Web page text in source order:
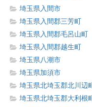
埼玉県入間市
埼玉県入間郡三芳町
埼玉県入間郡毛呂山町
埼玉県入間郡越生町
埼玉県八潮市
埼玉県加須市
埼玉県北埼玉郡北川辺町
埼玉県北埼玉郡大利根町